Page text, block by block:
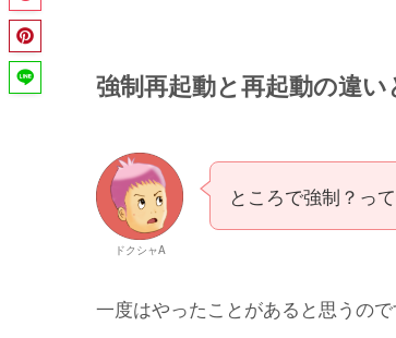
強制再起動と再起動の違い
ドクシャA
ところで強制？っ
一度はやったことがあると思うので